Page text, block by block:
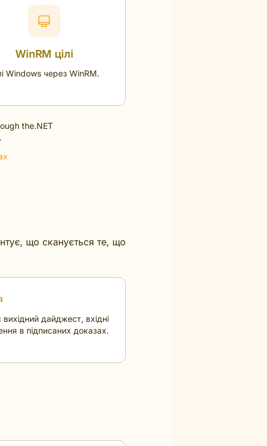
WinRM цілі
Windows через WinRM.
the.NET
що сканується те, що
дайджест, вхідні
в підписаних доказах.